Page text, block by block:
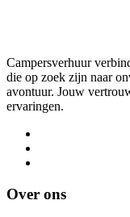
Campersverhuur
die op zoek zijn naar
avontuur. Jouw
ervaringen.
Over ons